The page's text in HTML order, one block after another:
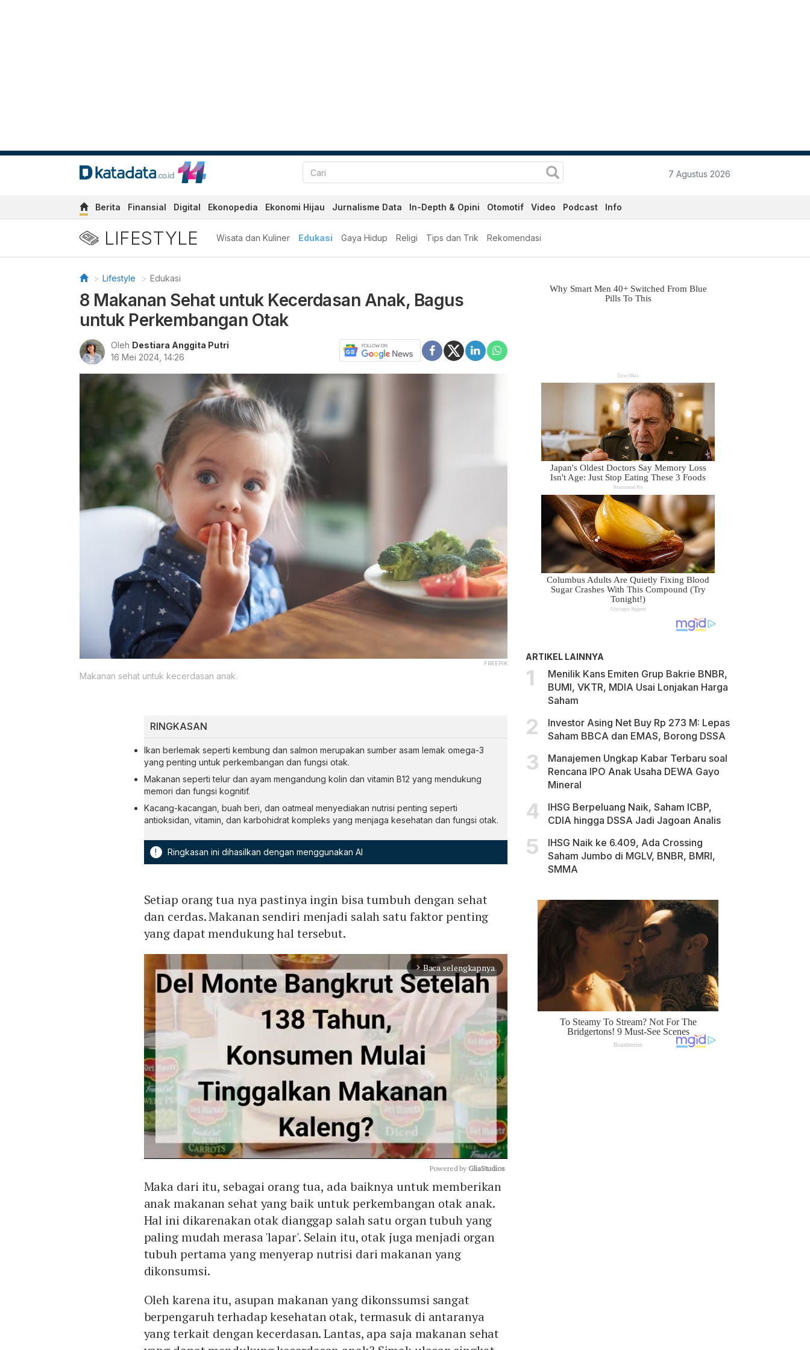
7 Agustus 2026
Berita Finansial Digital Ekonopedia Ekonomi Hijau Jurnalisme Data In-Depth & Opini Otomotif Video Podcast Info
LIFESTYLE Wisata dan Kuliner Edukasi Gaya Hidup Religi Tips dan Trik Rekomendasi
Lifestyle Edukasi
8 Makanan Sehat untuk Kecerdasan Anak, Bagus
untuk Perkembangan Otak
Oleh Destiara Anggita Putri
16 Mei 2024, 14:26
FREEPIK
Makanan sehat untuk kecerdasan anak.
RINGKASAN
Ikan berlemak seperti kembung dan salmon merupakan sumber asam lemak omega-3
yang penting untuk perkembangan dan fungsi otak.
Makanan seperti telur dan ayam mengandung kolin dan vitamin B12 yang mendukung
memori dan fungsi kognitif.
Kacang-kacangan, buah beri, dan oatmeal menyediakan nutrisi penting seperti
antioksidan, vitamin, dan karbohidrat kompleks yang menjaga kesehatan dan fungsi otak.
! Ringkasan ini dihasilkan dengan menggunakan AI
Setiap orang tua nya pastinya ingin bisa tumbuh dengan sehat
dan cerdas. Makanan sendiri menjadi salah satu faktor penting
yang dapat mendukung hal tersebut.
arrow_forward_ios Baca selengkapnya
Mute
Powered by GliaStudios
Maka dari itu, sebagai orang tua, ada baiknya untuk memberikan
anak makanan sehat yang baik untuk perkembangan otak anak.
Hal ini dikarenakan otak dianggap salah satu organ tubuh yang
paling mudah merasa 'lapar'. Selain itu, otak juga menjadi organ
tubuh pertama yang menyerap nutrisi dari makanan yang
dikonsumsi.
Oleh karena itu, asupan makanan yang dikonssumsi sangat
berpengaruh terhadap kesehatan otak, termasuk di antaranya
yang terkait dengan kecerdasan. Lantas, apa saja makanan sehat
ARTIKEL LAINNYA
Menilik Kans Emiten Grup Bakrie BNBR,
BUMI, VKTR, MDIA Usai Lonjakan Harga
Saham
Investor Asing Net Buy Rp 273 M: Lepas
Saham BBCA dan EMAS, Borong DSSA
Manajemen Ungkap Kabar Terbaru soal
Rencana IPO Anak Usaha DEWA Gayo
Mineral
IHSG Berpeluang Naik, Saham ICBP,
CDIA hingga DSSA Jadi Jagoan Analis
IHSG Naik ke 6.409, Ada Crossing
Saham Jumbo di MGLV, BNBR, BMRI,
SMMA